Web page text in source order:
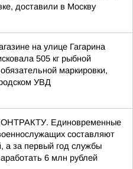
доставили в Москву
на улице Гагарина
505 кг рыбной
маркировки,
УВД
Единовременные
составляют
а за первый год службы
6 млн рублей